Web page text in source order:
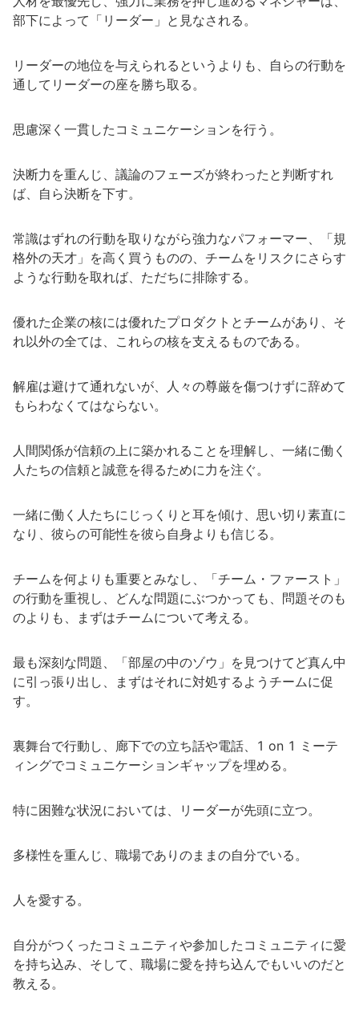
部下によって「リーダー」と見なされる。
リーダーの地位を与えられるというよりも、自らの行動を
通してリーダーの座を勝ち取る。
思慮深く一貫したコミュニケーションを行う。
決断力を重んじ、議論のフェーズが終わったと判断すれ
ば、自ら決断を下す。
常識はずれの行動を取りながら強力なパフォーマー、「規
格外の天才」を高く買うものの、チームをリスクにさらす
ような行動を取れば、ただちに排除する。
優れた企業の核には優れたプロダクトとチームがあり、そ
れ以外の全ては、これらの核を支えるものである。
解雇は避けて通れないが、人々の尊厳を傷つけずに辞めて
もらわなくてはならない。
人間関係が信頼の上に築かれることを理解し、一緒に働く
人たちの信頼と誠意を得るために力を注ぐ。
一緒に働く人たちにじっくりと耳を傾け、思い切り素直に
なり、彼らの可能性を彼ら自身よりも信じる。
チームを何よりも重要とみなし、「チーム・ファースト」
の行動を重視し、どんな問題にぶつかっても、問題そのも
のよりも、まずはチームについて考える。
最も深刻な問題、「部屋の中のゾウ」を見つけてど真ん中
に引っ張り出し、まずはそれに対処するようチームに促
す。
裏舞台で行動し、廊下での立ち話や電話、1 on 1 ミーテ
ィングでコミュニケーションギャップを埋める。
特に困難な状況においては、リーダーが先頭に立つ。
多様性を重んじ、職場でありのままの自分でいる。
人を愛する。
自分がつくったコミュニティや参加したコミュニティに愛
を持ち込み、そして、職場に愛を持ち込んでもいいのだと
教える。